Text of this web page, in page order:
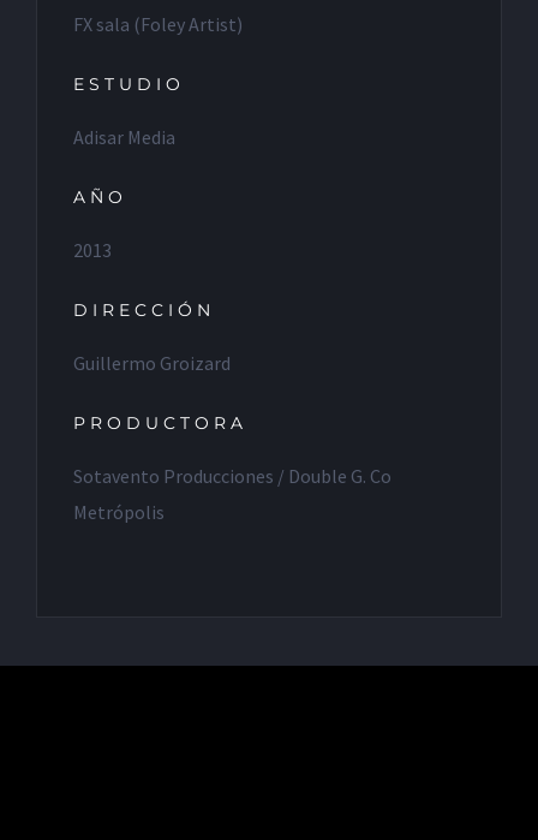
FX sala (Foley Artist)
ESTUDIO
Adisar Media
AÑO
2013
DIRECCIÓN
Guillermo Groizard
PRODUCTORA
Sotavento Producciones / Double G. Co
Metrópolis